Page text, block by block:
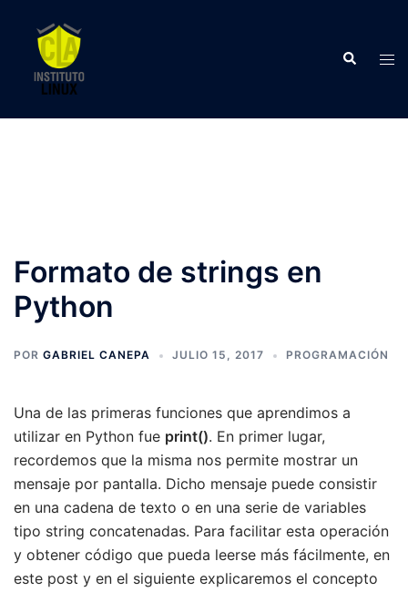
contenido
Buscar
Formato de strings en
Python
POR GABRIEL CANEPA JULIO 15, 2017 PROGRAMACIÓN
Una de las primeras funciones que aprendimos a
utilizar en Python fue print(). En primer lugar,
recordemos que la misma nos permite mostrar un
mensaje por pantalla. Dicho mensaje puede consistir
en una cadena de texto o en una serie de variables
tipo string concatenadas. Para facilitar esta operación
y obtener código que pueda leerse más fácilmente, en
este post y en el siguiente explicaremos el concepto